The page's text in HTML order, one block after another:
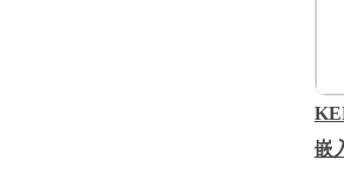
嵌